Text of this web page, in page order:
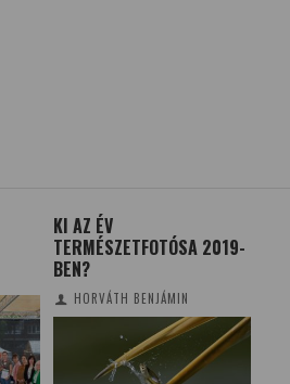
KI AZ ÉV
TERMÉSZETFOTÓSA 2019-
BEN?
HORVÁTH BENJÁMIN